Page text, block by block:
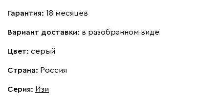
Гарантия: 18 месяцев
Вариант доставки: в разобранном виде
Цвет: серый
Страна: Россия
Серия: Изи